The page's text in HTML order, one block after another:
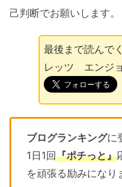
己判断でお願いします。
最後まで読んで
レッツ エンジ
ブログランキングに
1日1回『ポチっと』
を頑張る励みになり